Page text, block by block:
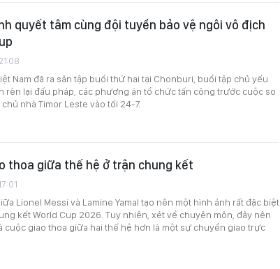
quyết tâm cùng đội tuyển bảo vệ ngôi vô địch
Nam đã ra sân tập buổi thứ hai tại Chonburi, buổi tập chủ yếu
rèn lại đấu pháp, các phương án tổ chức tấn công trước cuộc so
nhà Timor Leste vào tối 24-7.
thoa giữa thế hệ ở trận chung kết
Lionel Messi và Lamine Yamal tạo nên một hình ảnh rất đặc biệt
kết World Cup 2026. Tuy nhiên, xét về chuyên môn, đây nên
cuộc giao thoa giữa hai thế hệ hơn là một sự chuyển giao trực